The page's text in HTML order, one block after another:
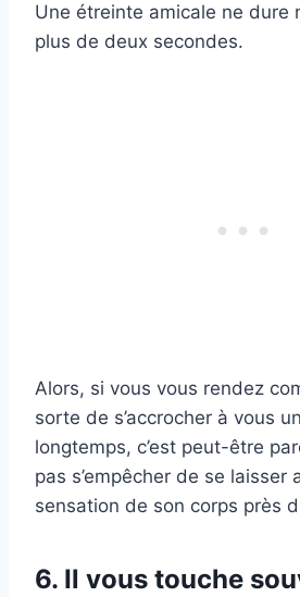
Une étreinte amicale ne dure
plus de deux secondes.
Alors, si vous vous rendez
sorte de s’accrocher à vous
longtemps, c’est peut-être
pas s’empêcher de se laisser
sensation de son corps près
6. Il vous touche